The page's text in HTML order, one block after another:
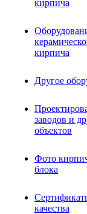
кирпича
кирпича
Другое
заводов и
объектов
Фото
блока
качества